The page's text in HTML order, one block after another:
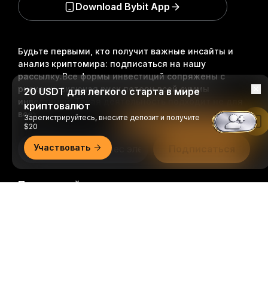
Будьте первыми, кто получит важные инсайты и
анализ криптомира: подписаться на нашу
рассылку.Все формы инвестиций сопряжены с
рисками, включая риск потери всей суммы
инвестиций. Такая деятельность подходит не для
всех.
Подписывайтесь на нас
Download Bybit App
20 USDT для легкого старта в мире
криптовалют
Зарегистрируйтесь, внесите депозит и получите
$20
Участвовать
Читать в приложении Bybit